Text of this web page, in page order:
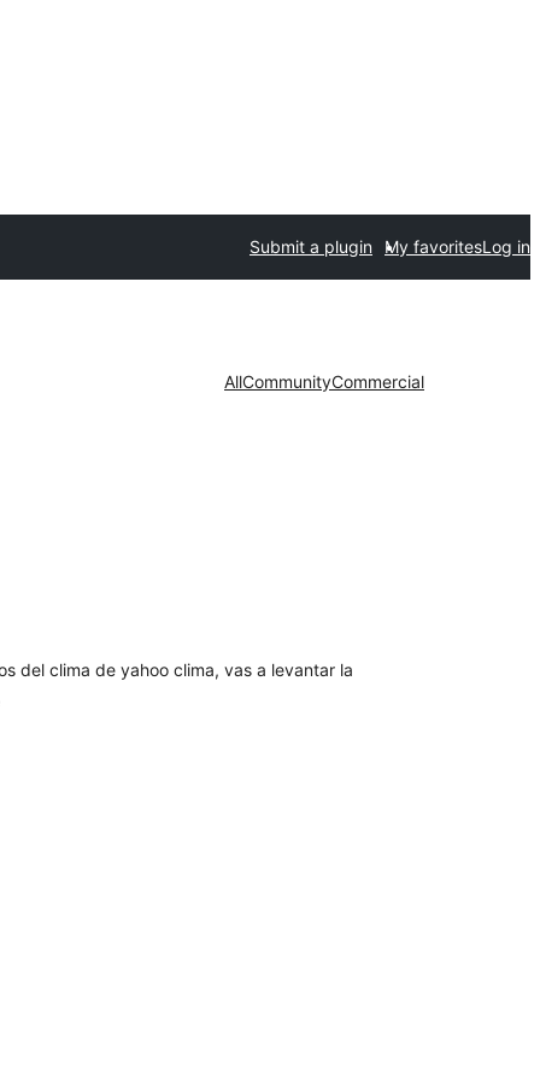
Submit a plugin My favoritesLog in
AllCommunityCommercial
del clima de yahoo clima, vas a levantar la